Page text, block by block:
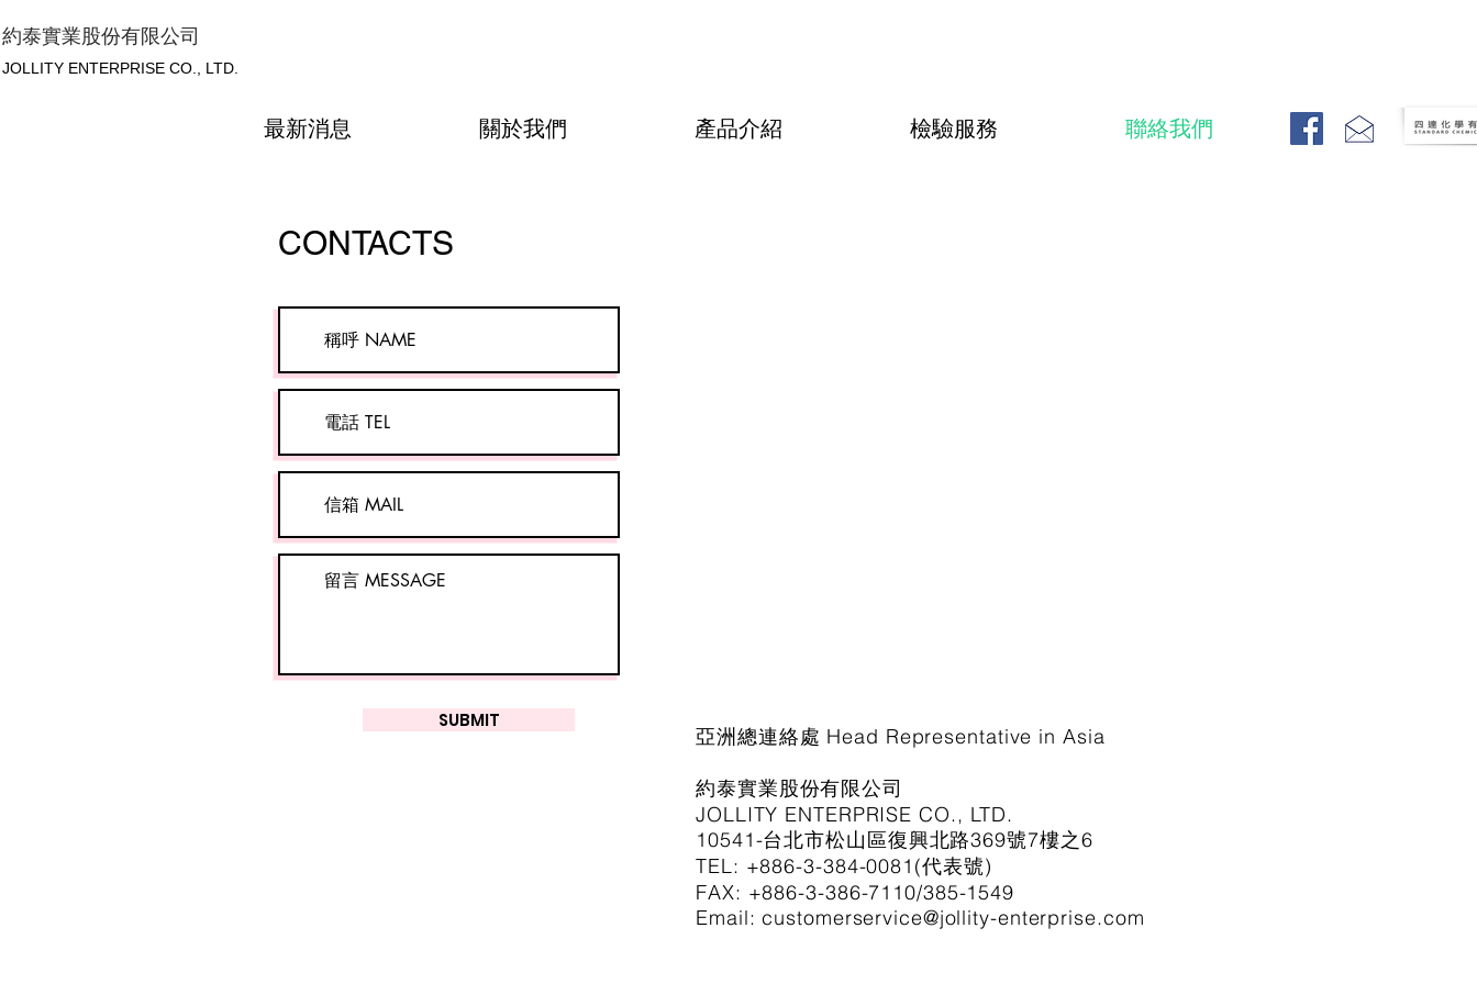
約泰實業股份有限公司
JOLLITY ENTERPRISE CO., LTD.
最新消息 關於我們 產品介紹 檢驗服務 聯絡我們
CONTACTS
SUBMIT
亞洲總連絡處 Head Representative in Asia
約泰實業股份有限公司
JOLLITY ENTERPRISE CO., LTD.
10541-台北市松山區復興北路369號7樓之6
TEL: +886-3-384-0081(代表號)
FAX: +886-3-386-7110/385-1549
Email: customerservice@jollity-enterprise.com